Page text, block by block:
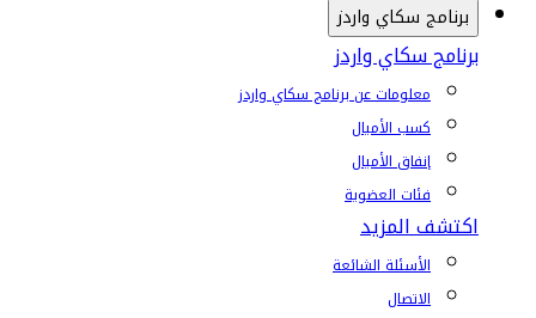
برنامج سكاي واردز
برنامج سكاي واردز
معلومات عن برنامج سكاي واردز
كسب الأميال
إنفاق الأميال
فئات العضوية
اكتشف المزيد
الأسئلة الشائعة
الاتصال